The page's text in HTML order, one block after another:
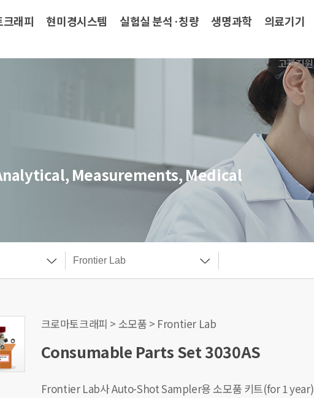
래피 현미경시스템 실험실 분석·칭량 생명과학 의료기기
고객지원
Measurements, Medical
크로마토크래피 > 소모품 > Frontier Lab
Consumable Parts Set 3030AS
Frontier Lab사 Auto-Shot Sampler용 소모품 키트(for 1 year)